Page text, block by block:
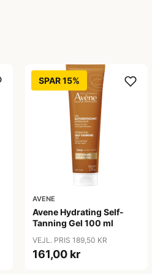
SPAR 15%
AVENE
Avene Hydrating Self-
Tanning Gel 100 ml
VEJL. PRIS 189,50 KR
161,00 kr